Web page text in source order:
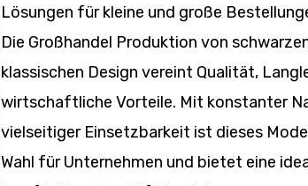
Lösungen für kleine und große
Die Großhandel Produktion von
klassischen Design vereint Qualität,
wirtschaftliche Vorteile. Mit konstanter
vielseitiger Einsetzbarkeit ist dieses
Wahl für Unternehmen und bietet eine